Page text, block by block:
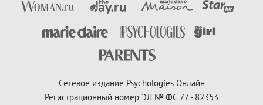
Сетевое издание Psychologies Онлайн
Регистрационный номер ЭЛ № ФС 77 - 82353